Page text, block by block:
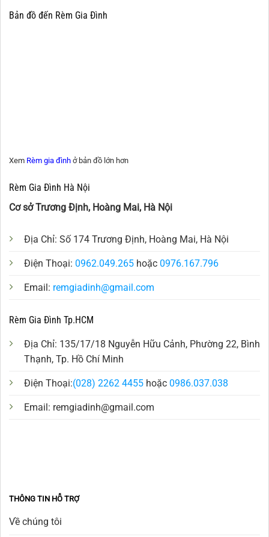
Bản đồ đến Rèm Gia Đình
Xem Rèm gia đình ở bản đồ lớn hơn
Rèm Gia Đình Hà Nội
Cơ sở Trương Định, Hoàng Mai, Hà Nội
Địa Chỉ: Số 174 Trương Định, Hoàng Mai, Hà Nội
Điện Thoại: 0962.049.265 hoặc 0976.167.796
Email: remgiadinh@gmail.com
Rèm Gia Đình Tp.HCM
Địa Chỉ: 135/17/18 Nguyễn Hữu Cảnh, Phường 22, Bình
Thạnh, Tp. Hồ Chí Minh
Điện Thoại:(028) 2262 4455 hoặc 0986.037.038
Email: remgiadinh@gmail.com
THÔNG TIN HỖ TRỢ
Về chúng tôi